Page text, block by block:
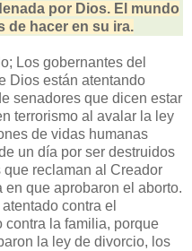
por Dios. El mundo
de hacer en su ira.
Los gobernantes del
Dios están atentando
senadores que dicen estar
terrorismo al avalar la ley
de vidas humanas
un día por ser destruidos
reclaman al Creador
que aprobaron el aborto.
contra el
contra la familia, porque
la ley de divorcio, los